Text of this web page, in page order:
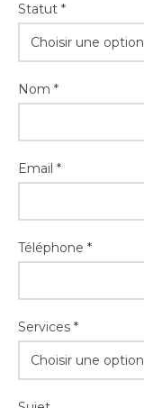
Statut *
Choisir une option
Nom *
Email *
Téléphone *
Services *
Choisir une option